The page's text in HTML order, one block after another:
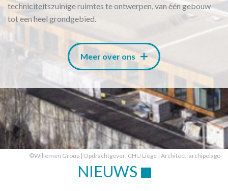
techniciteitszuinige ruimtes te ontwerpen, van één gebouw
tot een heel grondgebied.
Meer over ons
©Willemen Group | Opdrachtgever: CHU Liège | Architect: archipelago
NIEUWS